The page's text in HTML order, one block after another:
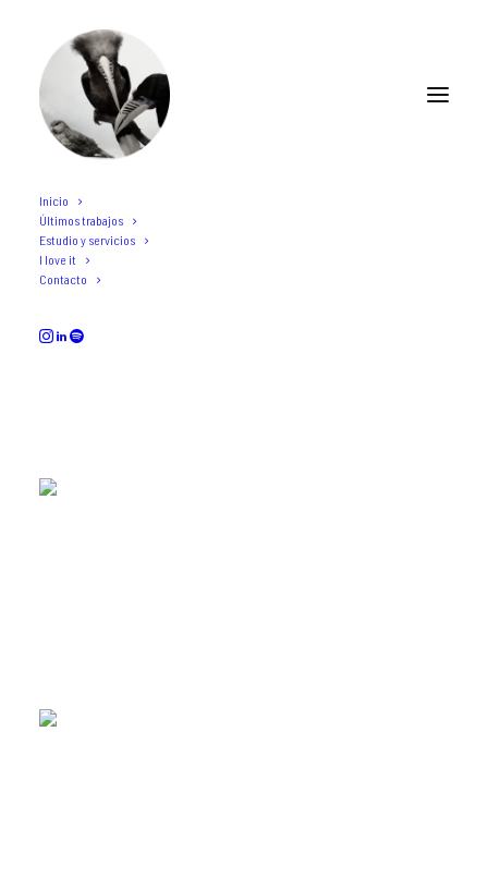
Inicio
Últimos trabajos
Estudio y servicios
I love it
Contacto